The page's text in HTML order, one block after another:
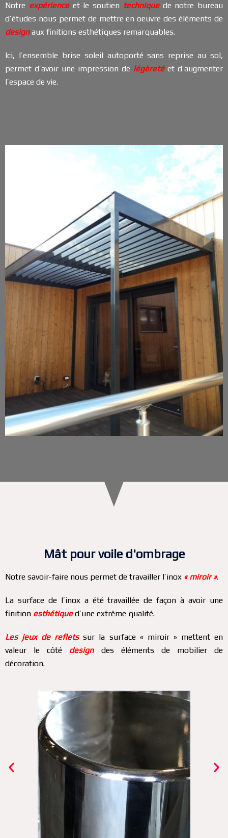
Notre expérience et le soutien technique de notre bureau
d’études nous permet de mettre en oeuvre des éléments de
design aux finitions esthétiques remarquables.
Ici, l’ensemble brise soleil autoporté sans reprise au sol,
permet d’avoir une impression de légèreté et d’augmenter
l’espace de vie.
Mât pour voile d'ombrage
Notre savoir-faire nous permet de travailler l’inox « miroir ».
La surface de l’inox a été travaillée de façon à avoir une
finition esthétique d’une extrême qualité.
Les jeux de refletssur la surface « miroir » mettent en
valeur le côté design
des éléments de mobilier de
décoration.